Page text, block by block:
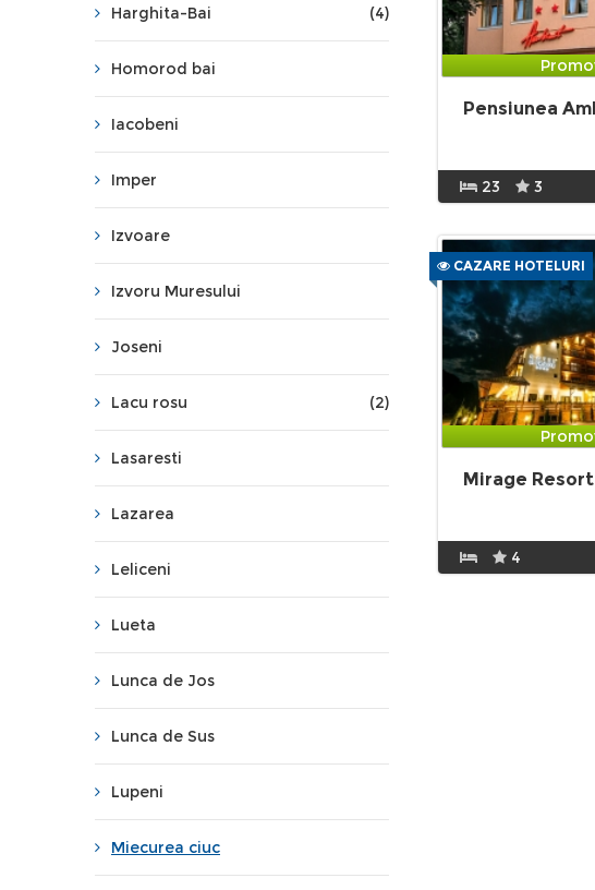
Harghita-Bai (4)
Homorod bai
Iacobeni
Imper
Izvoare
Izvoru Muresului
Joseni
Lacu rosu (2)
Lasaresti
Lazarea
Leliceni
Lueta
Lunca de Jos
Lunca de Sus
Lupeni
Miecurea ciuc
Pensiunea
23 3
CAZARE HOTELURI
Mirage Resort
4